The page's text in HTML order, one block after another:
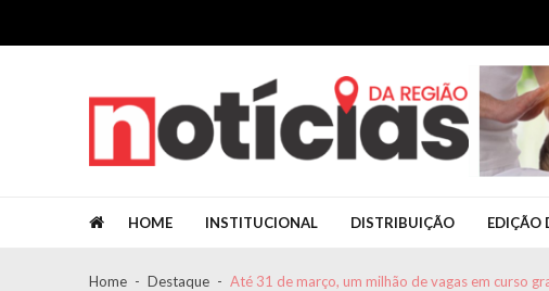
HOME INSTITUCIONAL DISTRIBUIÇÃO EDIÇÃO
Home Destaque Até 31 de março, um milhão de vagas em curso